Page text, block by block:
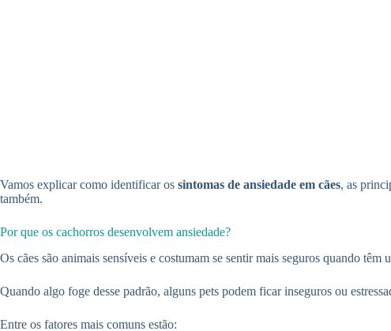
Vamos explicar como identificar os sintomas de ansiedade em cães, as
também.
Por que os cachorros desenvolvem ansiedade?
Os cães são animais sensíveis e costumam se sentir mais seguros quando
Quando algo foge desse padrão, alguns pets podem ficar inseguros ou
Entre os fatores mais comuns estão: